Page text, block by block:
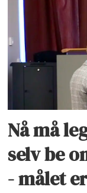
Nå må
selv be
- målet